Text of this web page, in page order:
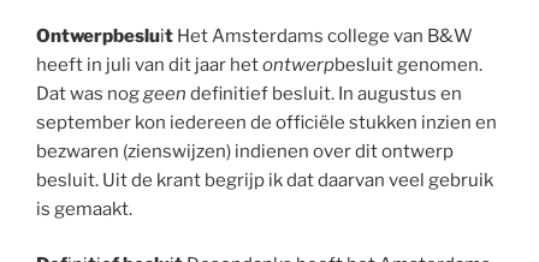
Ontwerpbesluit Het Amsterdams college van B&W
heeft in juli van dit jaar hetontwerpbesluit genomen.
Dat was noggeen definitief besluit. In augustus en
september kon iedereen de officiële stukken inzien en
bezwaren (zienswijzen) indienen over dit ontwerp
besluit. Uit de krant begrijp ik dat daarvan veel gebruik
is gemaakt.